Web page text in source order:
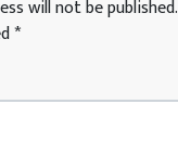
will not be published.
*